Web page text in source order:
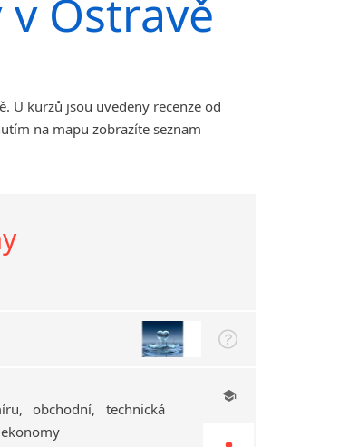
Ostravě
U kurzů jsou uvedeny recenze od
na mapu zobrazíte seznam
obchodní,
technická
ekonomy